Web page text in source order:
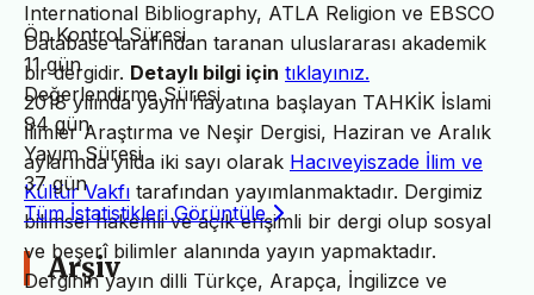
International Bibliography, ATLA Religion ve EBSCO
Database tarafından taranan uluslararası akademik
bir dergidir. Detaylı bilgi için tıklayınız.
2018 yılında yayın hayatına başlayan TAHKİK İslami
İlimler Araştırma ve Neşir Dergisi, Haziran ve Aralık
aylarında yılda iki sayı olarak Hacıveyiszade İlim ve
Kültür Vakfı tarafından yayımlanmaktadır. Dergimiz
bilimsel hakemli ve açık erişimli bir dergi olup sosyal
ve beşerî bilimler alanında yayın yapmaktadır.
Derginin yayın dilli Türkçe, Arapça, İngilizce ve
Ön Kontrol Süresi
11 gün
Değerlendirme Süresi
94 gün
Yayım Süresi
37 gün
Tüm İstatistikleri Görüntüle
Arşiv